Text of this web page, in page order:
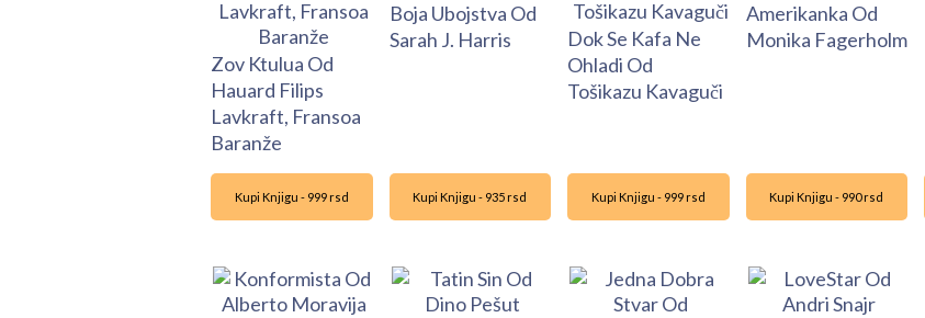
Zov Ktulua Od
Hauard Filips
Lavkraft, Fransoa
Baranže
Boja Ubojstva Od
Sarah J. Harris
Dok Se Kafa Ne
Ohladi Od
Tošikazu Kavaguči
Amerikanka Od
Monika Fagerholm
Kupi Knjigu - 999 rsd Kupi Knjigu - 935 rsd Kupi Knjigu - 999 rsd Kupi Knjigu - 990 rsd